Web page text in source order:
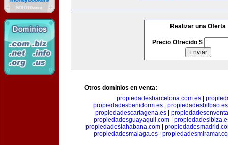
Realizar una Oferta
Precio Ofrecido $
Otros dominios en venta:
propiedadesbarcelona.com.es|
propiedadesbenidorm.es
propiedadesbilbao.es
propiedadescartagena.es|
propiedadesguayaquil.com
propiedadeslahabana.com|
propiedadesmalaga.es|